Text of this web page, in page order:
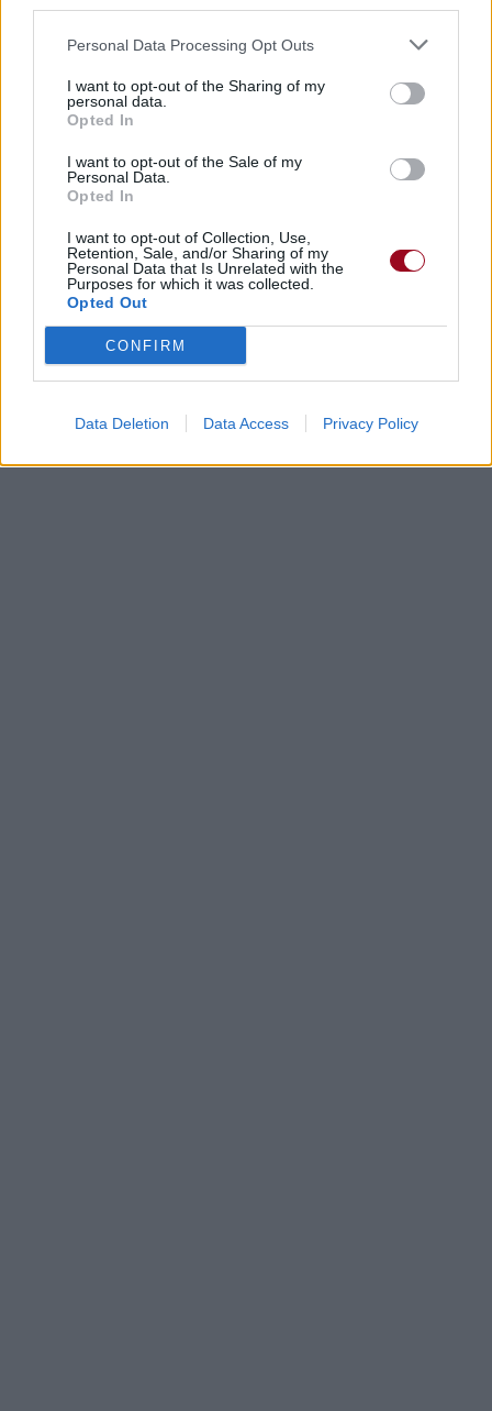
Personal Data Processing Opt Outs
I want to opt-out of the Sharing of my
personal data.
Opted In
I want to opt-out of the Sale of my
Personal Data.
Opted In
I want to opt-out of Collection, Use,
Retention, Sale, and/or Sharing of my
Personal Data that Is Unrelated with the
Purposes for which it was collected.
Opted Out
CONFIRM
Data Deletion Data Access Privacy Policy